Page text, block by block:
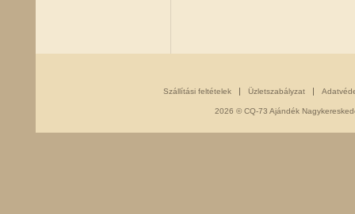
Szállítási feltételek Üzletszabályzat
2026 © CQ-73 Ajándék